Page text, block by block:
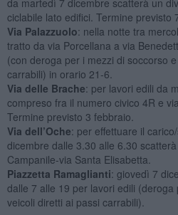
ciclabile lato edifici. Termine previsto
Via Palazzuolo: nella notte tra
tratto da via Porcellana a via
(con deroga per i mezzi di soccorso
carrabili) in orario 21-6.
Via delle Brache: per lavori edili da
compreso fra il numero civico 4R e
Termine previsto 3 febbraio.
Via dell’Oche: per effettuare il
dicembre dalle 3.30 alle 6.30
Campanile-via Santa Elisabetta.
Piazzetta Ramaglianti: giovedì 7
dalle 7 alle 19 per lavori edili
veicoli diretti ai passi carrabili).